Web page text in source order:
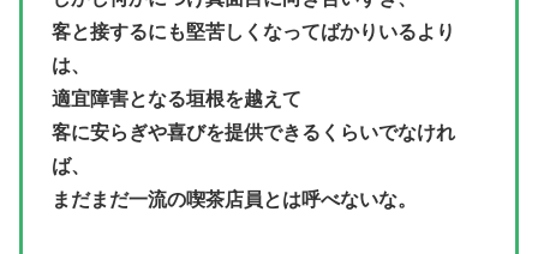
客と接するにも堅苦しくなってばかりいるより
は、
適宜障害となる垣根を越えて
客に安らぎや喜びを提供できるくらいでなけれ
ば、
まだまだ一流の喫茶店員とは呼べないな。